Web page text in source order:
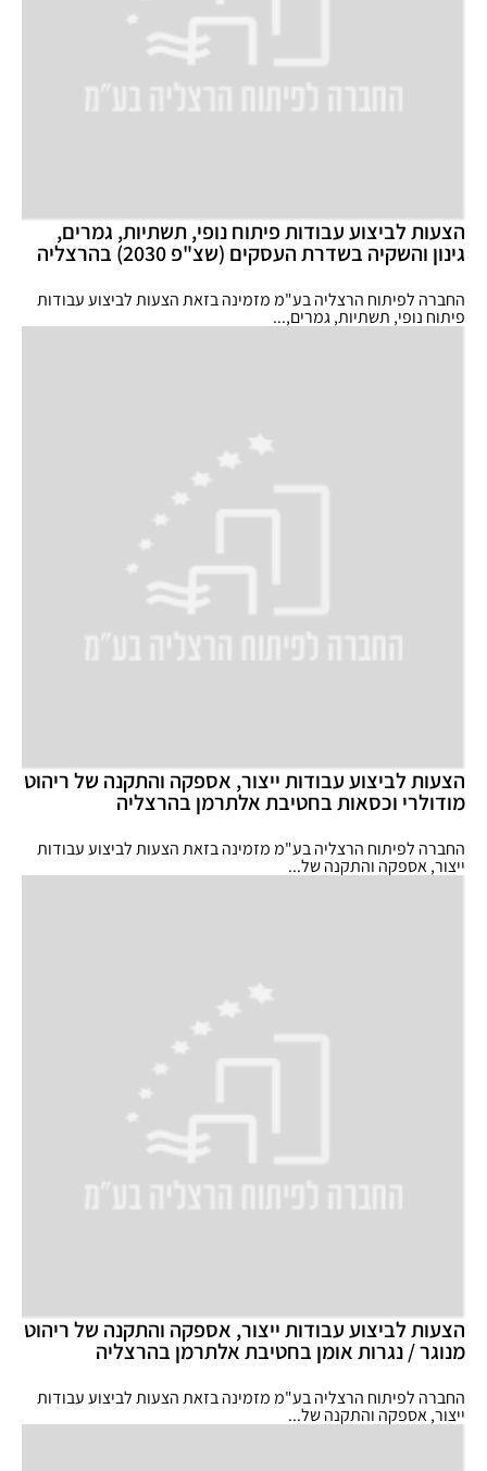
הצעות לביצוע עבודות פיתוח נופי, תשתיות, גמרים,
גינון והשקיה בשדרת העסקים (שצ"פ 2030) בהרצליה
החברה לפיתוח הרצליה בע"מ מזמינה בזאת הצעות לביצוע עבודות
פיתוח נופי, תשתיות, גמרים,...
הצעות לביצוע עבודות ייצור, אספקה והתקנה של ריהוט
מודולרי וכסאות בחטיבת אלתרמן בהרצליה
החברה לפיתוח הרצליה בע"מ מזמינה בזאת הצעות לביצוע עבודות
ייצור, אספקה והתקנה של...
הצעות לביצוע עבודות ייצור, אספקה והתקנה של ריהוט
מנוגר / נגרות אומן בחטיבת אלתרמן בהרצליה
החברה לפיתוח הרצליה בע"מ מזמינה בזאת הצעות לביצוע עבודות
ייצור, אספקה והתקנה של...